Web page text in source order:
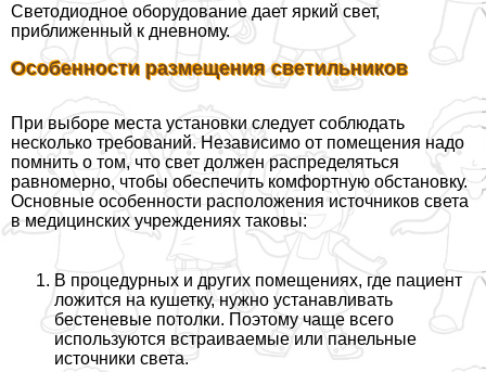
Светодиодное оборудование дает яркий свет,
приближенный к дневному.
Особенности размещения светильников
При выборе места установки следует соблюдать
несколько требований. Независимо от помещения надо
помнить о том, что свет должен распределяться
равномерно, чтобы обеспечить комфортную обстановку.
Основные особенности расположения источников света
в медицинских учреждениях таковы:
В процедурных и других помещениях, где пациент
ложится на кушетку, нужно устанавливать
бестеневые потолки. Поэтому чаще всего
используются встраиваемые или панельные
источники света.